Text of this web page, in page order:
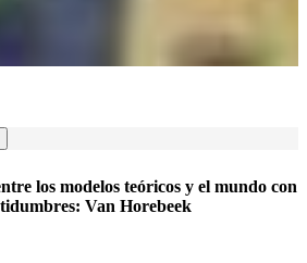
los modelos teóricos y el mundo con
Van Horebeek